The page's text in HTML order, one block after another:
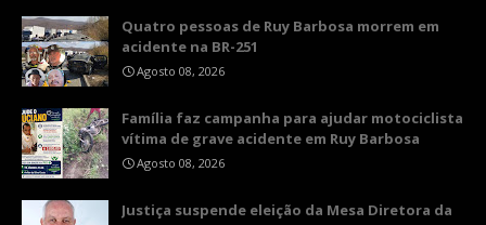
Quatro pessoas de Ruy Barbosa morrem em
acidente na BR-251
Agosto 08, 2026
​Família faz campanha para ajudar motociclista
vítima de grave acidente em Ruy Barbosa
Agosto 08, 2026
​Justiça suspende eleição da Mesa Diretora da